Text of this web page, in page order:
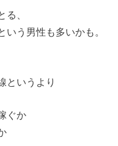
る、
う男性も多いかも。
というより
ぐか